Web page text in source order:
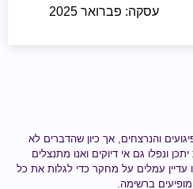
עסקה: פברואר 2025
והנרצחים, אך כיון שהדברים לא
ונפלו גם אי דיוקים ואנו מתנצלים
עדיין עמלים על מחקר כדי לגלות את כל
ברשימה.